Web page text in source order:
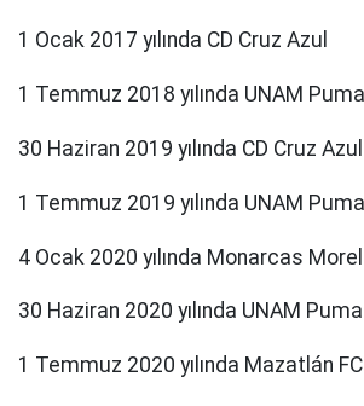
1 Ocak 2017 yılında CD Cruz Azul
1 Temmuz 2018 yılında UNAM
30 Haziran 2019 yılında CD Cruz Azul
1 Temmuz 2019 yılında UNAM
4 Ocak 2020 yılında Monarcas
30 Haziran 2020 yılında UNAM
1 Temmuz 2020 yılında Mazatlán FC